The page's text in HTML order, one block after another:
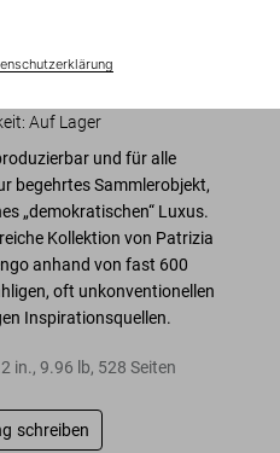
(Deutsch, Englisch,
: Auf Lager
und für alle
begehrtes Sammlerobjekt,
„demokratischen“ Luxus.
Kollektion von Patrizia
anhand von fast 600
oft unkonventionellen
Inspirationsquellen.
in., 9.96 lb, 528 Seiten
schreiben